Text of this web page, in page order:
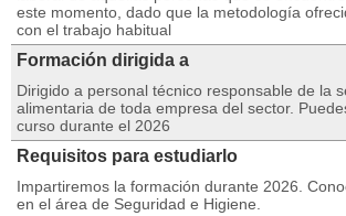
este momento, dado que la metodología
con el trabajo habitual
Formación dirigida a
Dirigido a personal técnico responsable de la
alimentaria de toda empresa del sector.
curso durante el 2026
Requisitos para estudiarlo
Impartiremos la formación durante 2026.
en el área de Seguridad e Higiene.